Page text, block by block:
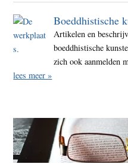
Boeddhistische
Artikelen en
boeddhistische
zich ook aanmelden
lees meer »